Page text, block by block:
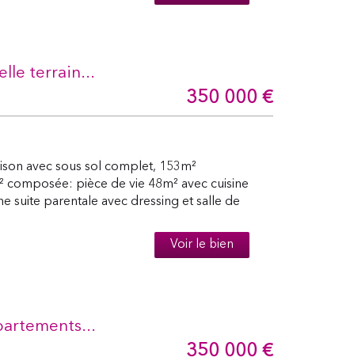
terrain...
350 000 €
avec sous sol complet, 153m²
pièce de vie 48m² avec cuisine
suite parentale avec dressing et salle de
Voir le bien
350 000 €